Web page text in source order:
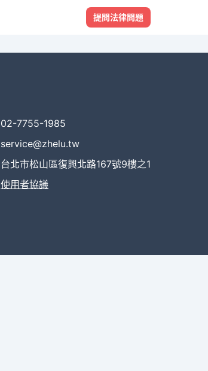
提問法律問題
02-7755-1985
service@zhelu.tw
台北市松山區復興北路167號9樓之1
使用者協議